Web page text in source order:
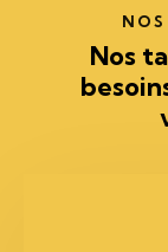
Nos